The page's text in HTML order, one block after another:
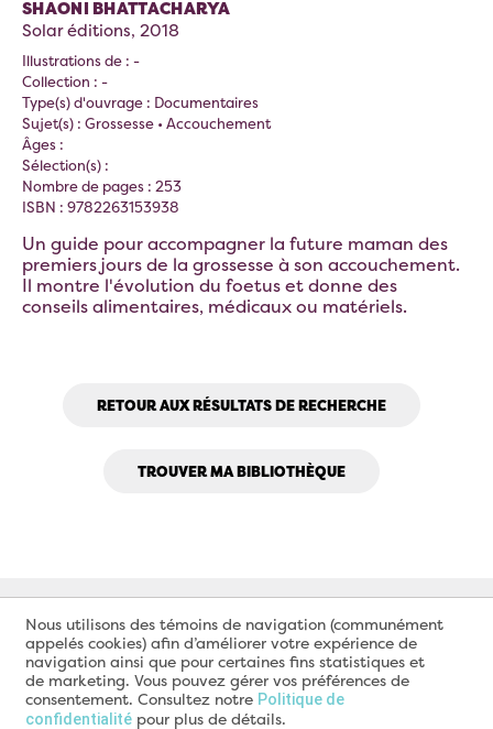
SHAONI BHATTACHARYA
Solar éditions, 2018
Illustrations de : -
Collection : -
Type(s) d'ouvrage : Documentaires
Sujet(s) : Grossesse • Accouchement
Âges :
Sélection(s) :
Nombre de pages : 253
ISBN : 9782263153938
Un guide pour accompagner la future maman des
premiers jours de la grossesse à son accouchement.
Il montre l'évolution du foetus et donne des
conseils alimentaires, médicaux ou matériels.
RETOUR AUX RÉSULTATS DE RECHERCHE
TROUVER MA BIBLIOTHÈQUE
Nous utilisons des témoins de navigation (communément
appelés cookies) afin d’améliorer votre expérience de
navigation ainsi que pour certaines fins statistiques et
de marketing. Vous pouvez gérer vos préférences de
consentement. Consultez notre Politique de
confidentialité pour plus de détails.